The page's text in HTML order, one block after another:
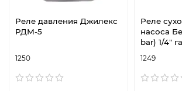
Реле давления Джилекс
РДМ-5
1250
Реле
насоса
bar) 1/4"
1249